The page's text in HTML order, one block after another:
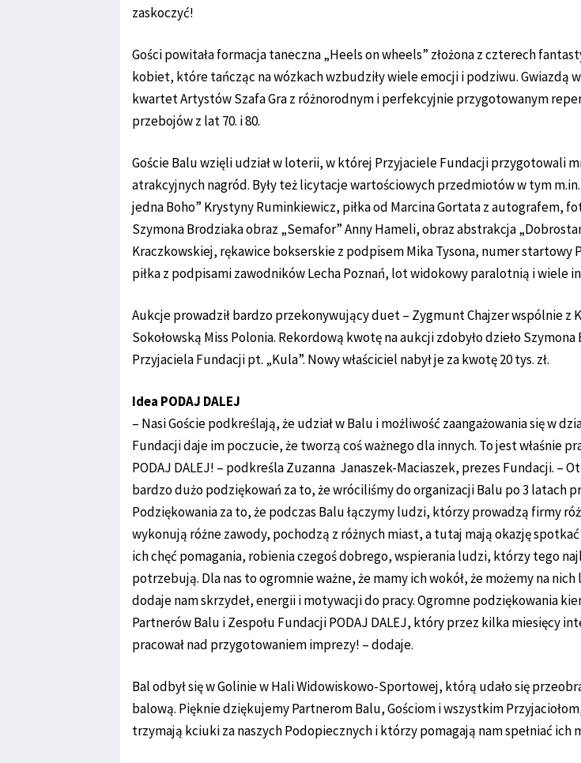
zaskoczyć!
Gości powitała formacja taneczna „Heels on wheels” złożona z czterech
kobiet, które tańcząc na wózkach wzbudziły wiele emocji i podziwu. Gwiazdą
kwartet Artystów Szafa Gra z różnorodnym i perfekcyjnie przygotowanym
przebojów z lat 70. i 80.
Goście Balu wzięli udział w loterii, w której Przyjaciele Fundacji przygotowali
atrakcyjnych nagród. Były też licytacje wartościowych przedmiotów w tym m.in.
jedna Boho” Krystyny Ruminkiewicz, piłka od Marcina Gortata z autografem,
Szymona Brodziaka obraz „Semafor” Anny Hameli, obraz abstrakcja
Kraczkowskiej, rękawice bokserskie z podpisem Mika Tysona, numer startowy
piłka z podpisami zawodników Lecha Poznań, lot widokowy paralotnią i wiele
Aukcje prowadził bardzo przekonywujący duet – Zygmunt Chajzer wspólnie z
Sokołowską Miss Polonia. Rekordową kwotę na aukcji zdobyło dzieło Szymona
Przyjaciela Fundacji pt. „Kula”. Nowy właściciel nabył je za kwotę 20 tys. zł.
Idea PODAJ DALEJ
– Nasi Goście podkreślają, że udział w Balu i możliwość zaangażowania się w
Fundacji daje im poczucie, że tworzą coś ważnego dla innych. To jest właśnie
PODAJ DALEJ! – podkreśla Zuzanna Janaszek-Maciaszek, prezes Fundacji. –
bardzo dużo podziękowań za to, że wróciliśmy do organizacji Balu po 3 latach
Podziękowania za to, że podczas Balu łączymy ludzi, którzy prowadzą firmy
wykonują różne zawody, pochodzą z różnych miast, a tutaj mają okazję spotkać
ich chęć pomagania, robienia czegoś dobrego, wspierania ludzi, którzy tego
potrzebują. Dla nas to ogromnie ważne, że mamy ich wokół, że możemy na nich
dodaje nam skrzydeł, energii i motywacji do pracy. Ogromne podziękowania
Partnerów Balu i Zespołu Fundacji PODAJ DALEJ, który przez kilka miesięcy
pracował nad przygotowaniem imprezy! – dodaje.
Bal odbył się w Golinie w Hali Widowiskowo-Sportowej, którą udało się
balową. Pięknie dziękujemy Partnerom Balu, Gościom i wszystkim
trzymają kciuki za naszych Podopiecznych i którzy pomagają nam spełniać ich